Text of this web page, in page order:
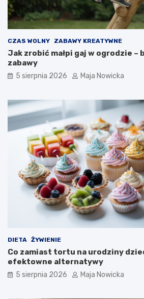
CZAS WOLNY ZABAWY KREATYWNE
Jak zrobić małpi gaj w ogrodzie
zabawy
5 sierpnia 2026 Maja Nowicka
DIETA ŻYWIENIE
Co zamiast tortu na urodziny
efektowne alternatywy
5 sierpnia 2026 Maja Nowicka